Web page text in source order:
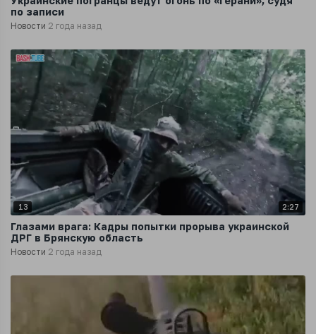
по записи
Новости 2 года назад
13 2:27
Глазами врага: Кадры попытки прорыва украинской
ДРГ в Брянскую область
Новости 2 года назад